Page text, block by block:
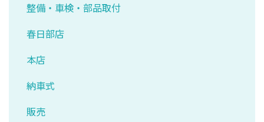
整備・車検・部品取付
春日部店
本店
納車式
販売